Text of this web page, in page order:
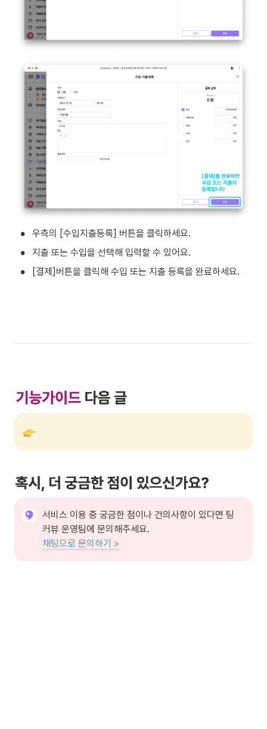
• 우측의 [수입지출등록] 버튼을 클릭하세요.
• 지출 또는 수입을 선택해 입력할 수 있어요.
• [결제]버튼을 클릭해 수입 또는 지출 등록을 완료하세요.
서비스 이용 중 궁금한 점이나 건의사항이 있다면 팅
채팅으로 문의하기 >